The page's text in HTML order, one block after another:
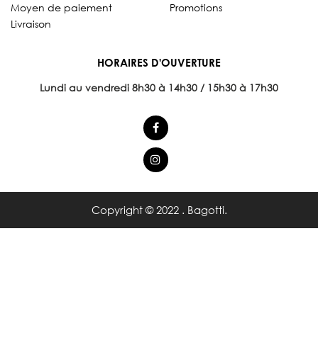
Moyen de paiement
Livraison
Promotions
HORAIRES D'OUVERTURE
Lundi au vendredi 8h30 à 14h30 / 15h30 à 17h30
Copyright © 2022 . Bagotti.